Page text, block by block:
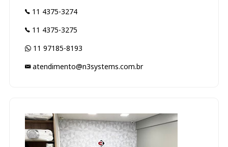
11 4375-3274
11 4375-3275
11 97185-8193
atendimento@n3systems.com.br